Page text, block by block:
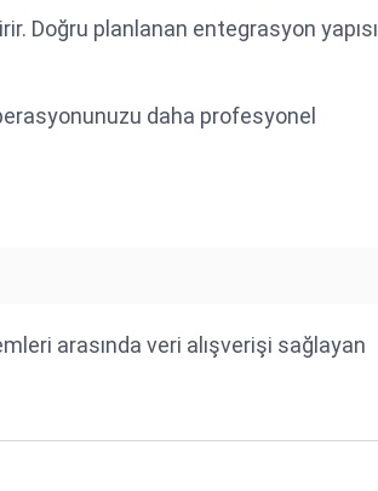
Doğru planlanan entegrasyon yapısı
daha profesyonel
arasında veri alışverişi sağlayan